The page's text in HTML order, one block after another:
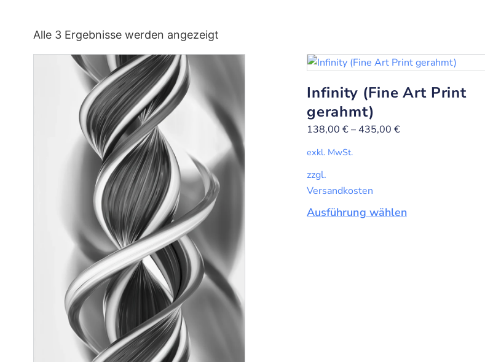
Alle 3 Ergebnisse werden angezeigt
Infinity (Fine Art Print
gerahmt)
138,00€– 435,00€
exkl. MwSt.
zzgl.
Versandkosten
Ausführung wählen